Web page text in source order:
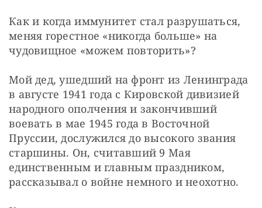
Как и когда иммунитет стал разрушаться,
меняя горестное «никогда больше» на
чудовищное «можем повторить»?
Мой дед, ушедший на фронт из Ленинграда
в августе 1941 года с Кировской дивизией
народного ополчения и закончивший
воевать в мае 1945 года в Восточной
Пруссии, дослужился до высокого звания
старшины. Он, считавший 9 Мая
единственным и главным праздником,
рассказывал о войне немного и неохотно.